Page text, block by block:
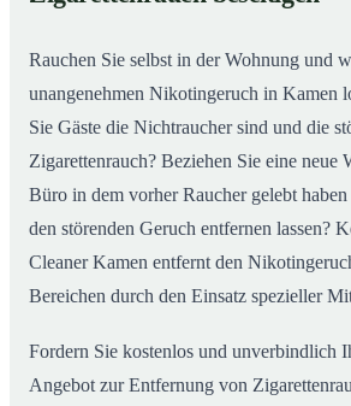
Rauchen Sie selbst in der Wohnung und
unangenehmen Nikotingeruch in Kamen
Sie Gäste die Nichtraucher sind und die
Zigarettenrauch? Beziehen Sie eine neue
Büro in dem vorher Raucher gelebt
den störenden Geruch entfernen lassen?
Cleaner Kamen entfernt den
Bereichen durch den Einsatz spezieller
Fordern Sie kostenlos und unverbindlich
Angebot zur Entfernung von